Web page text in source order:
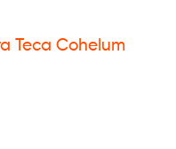
Teca Cohelum